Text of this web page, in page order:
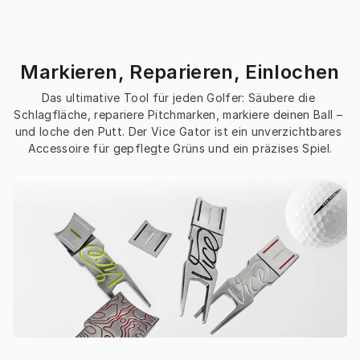
Markieren, Reparieren, Einlochen
Das ultimative Tool für jeden Golfer: Säubere die
Schlagfläche, repariere Pitchmarken, markiere deinen Ball –
und loche den Putt. Der Vice Gator ist ein unverzichtbares
Accessoire für gepflegte Grüns und ein präzises Spiel.